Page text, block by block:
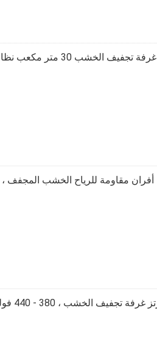
غرفة تجفيف الخشب 30 متر مكعب نظام تجفيف الخشب استهلاك منخفض
أفران مقاومة للرياح الخشب المجفف